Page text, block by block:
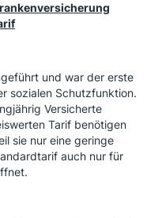
und war der erste
sozialen Schutzfunktion.
Versicherte
Tarif benötigen
sie nur eine geringe
auch nur für